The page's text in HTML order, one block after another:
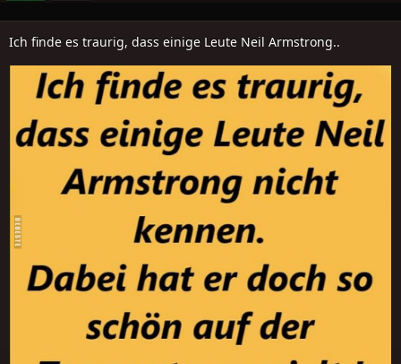
Ich finde es traurig, dass einige Leute Neil Armstrong..